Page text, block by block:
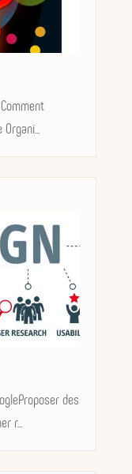
des
r...